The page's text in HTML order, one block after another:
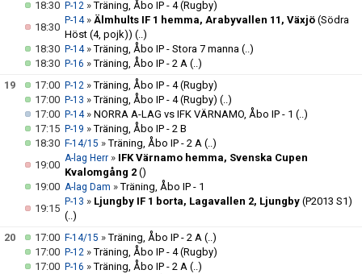
18:30 P-12 »Träning, Åbo IP - 4 (Rugby)
18:30
P-14» Älmhults IF 1 hemma, Arabyvallen 11, Växjö (Södra
Höst (4, pojk)) (..)
18:30 P-14»Träning, Åbo IP - Stora 7 manna (..)
18:30 P-16 »Träning, Åbo IP - 2 A (..)
19
17:00 P-12 »Träning, Åbo IP - 4 (Rugby)
17:00 P-13 »Träning, Åbo IP - 4 (Rugby) (..)
17:00 P-14» NORRA A-LAG vs IFK VÄRNAMO, Åbo IP - 1 (..)
17:15 P-19 »Träning, Åbo IP - 2 B
18:30 F-14/15 »Träning, Åbo IP - 2 A (..)
19:00
A-lag Herr » IFK Värnamo hemma, Svenska Cupen
Kvalomgång 2 ()
19:00 A-lag Dam »Träning, Åbo IP - 1
19:15
P-13 » Ljungby IF 1 borta, Lagavallen 2, Ljungby (P2013 S1)
(..)
20
17:00 F-14/15 »Träning, Åbo IP - 2 A (..)
17:00 P-12 »Träning, Åbo IP - 4 (Rugby)
17:00 P-16 »Träning, Åbo IP - 2 A (..)